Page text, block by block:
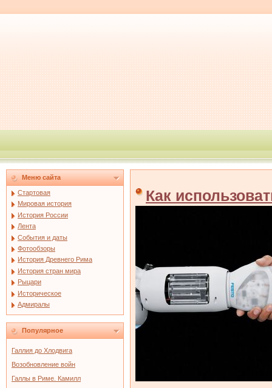
Меню сайта
Стартовая
Мировая история
История России
Лента
События и даты
Фотообзоры
История Древнего Рима
История стран мира
Рыцари
Историческое
Адмиралы
Популярное
Галлия до Хлодвига
Возобновление войн
Галлы в Риме. Камилл
Как